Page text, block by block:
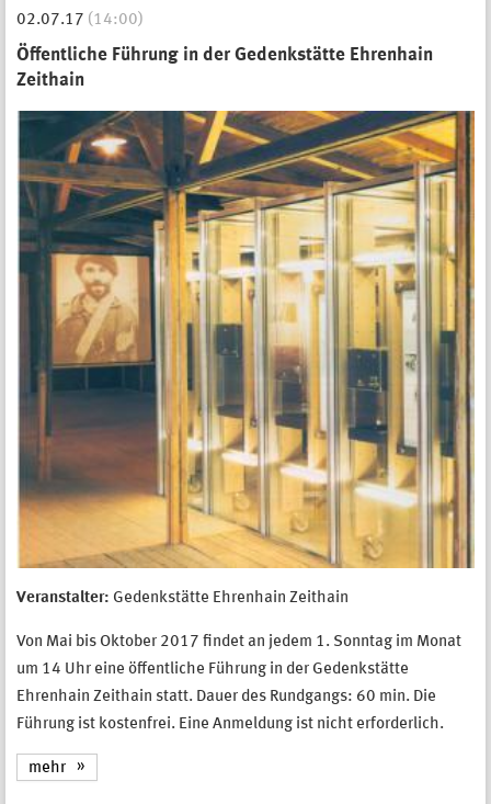
02.07.17 (14:00)
Öffentliche Führung in der Gedenkstätte Ehrenhain
Zeithain
Veranstalter: Gedenkstätte Ehrenhain Zeithain
Von Mai bis Oktober 2017 findet an jedem 1. Sonntag im Monat
um 14 Uhr eine öffentliche Führung in der Gedenkstätte
Ehrenhain Zeithain statt. Dauer des Rundgangs: 60 min. Die
Führung ist kostenfrei. Eine Anmeldung ist nicht erforderlich.
mehr